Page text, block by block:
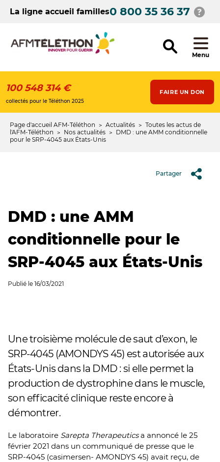
contenuLa ligne accueil familles0 800 35 36 37
Menu
100 548 314 €
collectés pour le Téléthon 2025
FAIRE UN DON
Fil
d'Ariane
Page d'accueil AFM-Téléthon Actualités
Toutes les actus de
l'AFM-Téléthon
Nos actualités
DMD : une AMM conditionnelle
pour le SRP-4045 aux États-Unis
Partager
DMD : une AMM
conditionnelle pour le
SRP-4045 aux États-Unis
Publié le 16/03/2021
Une troisième molécule de saut d’exon, le
SRP-4045 (AMONDYS 45) est autorisée aux
États-Unis dans la DMD : si elle permet la
production de dystrophine dans le muscle,
son efficacité clinique reste encore à
démontrer.
Le laboratoire Sarepta Therapeuticsa annoncé le 25
février 2021 dans un communiqué de presse que le
SRP-4045 (casimersen- AMONDYS 45) avait reçu, de